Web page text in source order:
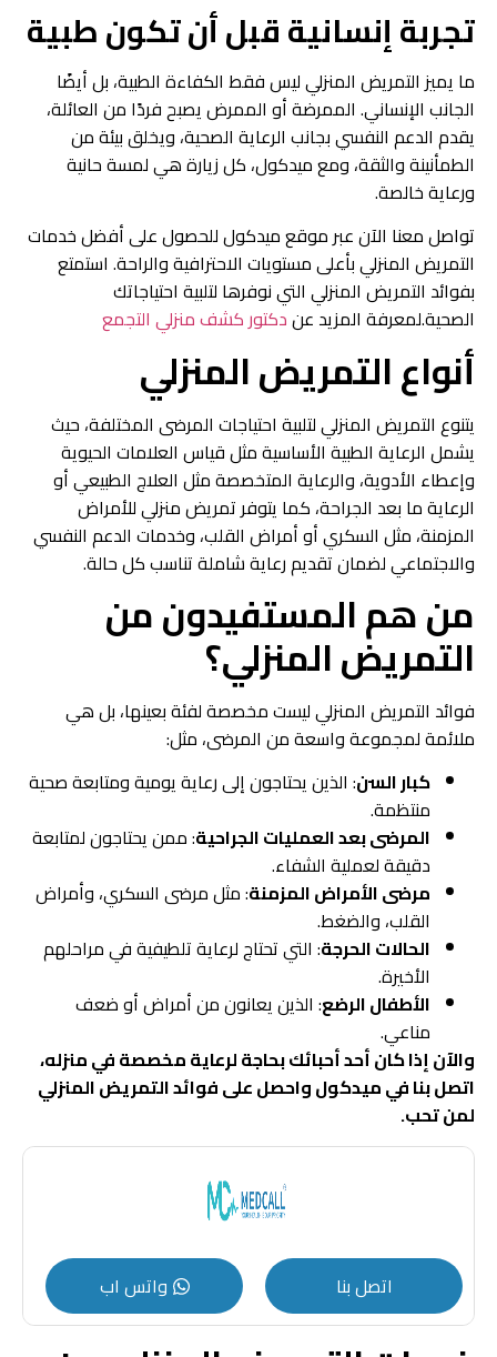
تجربة إنسانية قبل أن تكون طبية
ما يميز التمريض المنزلي ليس فقط الكفاءة الطبية، بل أيضًا
الجانب الإنساني. الممرضة أو الممرض يصبح فردًا من العائلة،
يقدم الدعم النفسي بجانب الرعاية الصحية، ويخلق بيئة من
الطمأنينة والثقة، ومع ميدكول، كل زيارة هي لمسة حانية
ورعاية خالصة.
تواصل معنا الآن عبر موقع ميدكول للحصول على أفضل خدمات
التمريض المنزلي بأعلى مستويات الاحترافية والراحة. استمتع
بفوائد التمريض المنزلي التي نوفرها لتلبية احتياجاتك
الصحية.لمعرفة المزيد عندكتور كشف منزلي التجمع
أنواع التمريض المنزلي
يتنوع التمريض المنزلي لتلبية احتياجات المرضى المختلفة، حيث
يشمل الرعاية الطبية الأساسية مثل قياس العلامات الحيوية
وإعطاء الأدوية، والرعاية المتخصصة مثل العلاج الطبيعي أو
الرعاية ما بعد الجراحة، كما يتوفر تمريض منزلي للأمراض
المزمنة، مثل السكري أو أمراض القلب، وخدمات الدعم النفسي
والاجتماعي لضمان تقديم رعاية شاملة تناسب كل حالة.
من هم المستفيدون من
التمريض المنزلي؟
فوائد التمريض المنزلي ليست مخصصة لفئة بعينها، بل هي
ملائمة لمجموعة واسعة من المرضى، مثل:
كبار السن: الذين يحتاجون إلى رعاية يومية ومتابعة صحية
منتظمة.
المرضى بعد العمليات الجراحية: ممن يحتاجون لمتابعة
دقيقة لعملية الشفاء.
مرضى الأمراض المزمنة: مثل مرضى السكري، وأمراض
القلب، والضغط.
الحالات الحرجة: التي تحتاج لرعاية تلطيفية في مراحلهم
الأخيرة.
الأطفال الرضع: الذين يعانون من أمراض أو ضعف
مناعي.
والآن إذا كان أحد أحبائك بحاجة لرعاية مخصصة في منزله،
اتصل بنا في ميدكول واحصل على فوائد التمريض المنزلي
لمن تحب.
اتصل بنا واتس اب